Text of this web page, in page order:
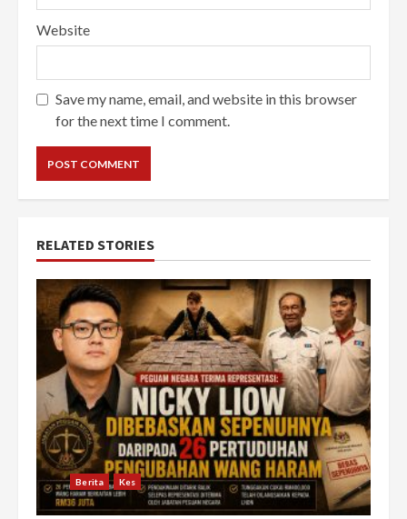
Website
Save my name, email, and website in this browser
for the next time I comment.
RELATED STORIES
Berita Kes